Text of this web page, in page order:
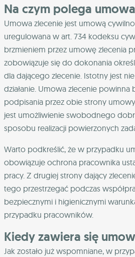
Na czym polega
Umowa zlecenie jest umową
uregulowana w art. 734 kodeksu
brzmieniem przez umowę zlecenia
zobowiązuje się do dokonania
dla dającego zlecenie. Istotny jest
działanie. Umowa zlecenie powinna
podpisania przez obie strony
jest umożliwienie swobodnego
sposobu realizacji powierzonych
Warto podkreślić, że w przypadku
obowiązuje ochrona pracownika
pracy. Z drugiej strony dający
tego przestrzegać podczas
bezpiecznymi i higienicznymi
przypadku pracowników.
Kiedy zawiera się
Jak zostało już wspomniane, w